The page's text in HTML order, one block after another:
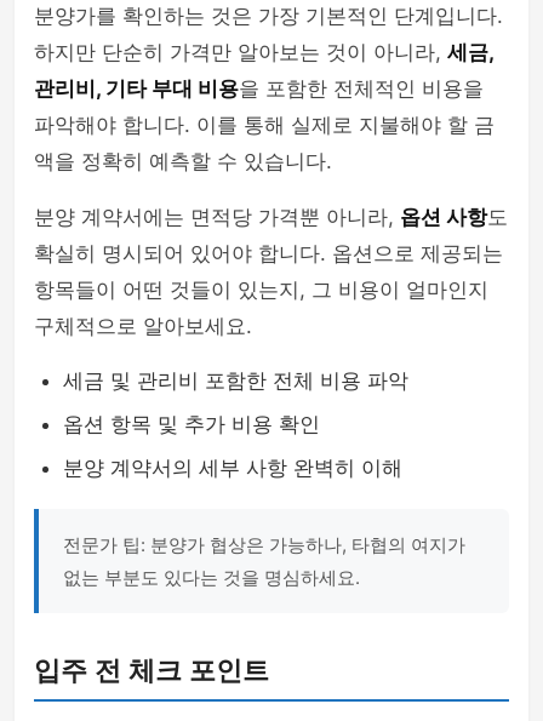
분양가를 확인하는 것은 가장 기본적인 단계입니다.
하지만 단순히 가격만 알아보는 것이 아니라, 세금,
관리비, 기타 부대 비용을 포함한 전체적인 비용을
파악해야 합니다. 이를 통해 실제로 지불해야 할 금
액을 정확히 예측할 수 있습니다.
분양 계약서에는 면적당 가격뿐 아니라, 옵션 사항도
확실히 명시되어 있어야 합니다. 옵션으로 제공되는
항목들이 어떤 것들이 있는지, 그 비용이 얼마인지
구체적으로 알아보세요.
세금 및 관리비 포함한 전체 비용 파악
옵션 항목 및 추가 비용 확인
분양 계약서의 세부 사항 완벽히 이해
전문가 팁: 분양가 협상은 가능하나, 타협의 여지가
없는 부분도 있다는 것을 명심하세요.
입주 전 체크 포인트